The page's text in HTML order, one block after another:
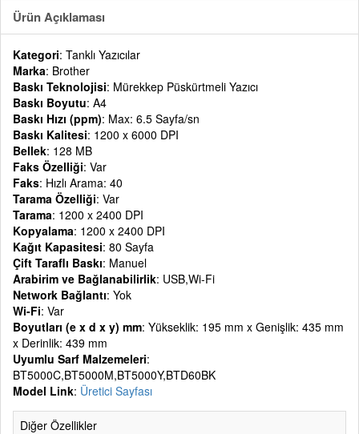
Ürün Açıklaması
Kategori: Tanklı Yazıcılar
Marka: Brother
Baskı Teknolojisi: Mürekkep Püskürtmeli Yazıcı
Baskı Boyutu: A4
Baskı Hızı (ppm): Max: 6.5 Sayfa/sn
Baskı Kalitesi: 1200 x 6000 DPI
Bellek: 128 MB
Faks Özelliği: Var
Faks: Hızlı Arama: 40
Tarama Özelliği: Var
Tarama: 1200 x 2400 DPI
Kopyalama: 1200 x 2400 DPI
Kağıt Kapasitesi: 80 Sayfa
Çift Taraflı Baskı: Manuel
Arabirim ve Bağlanabilirlik: USB,Wi-Fi
Network Bağlantı: Yok
Wi-Fi: Var
Boyutları (e x d x y) mm: Yükseklik: 195 mm x Genişlik: 435 mm
x Derinlik: 439 mm
Uyumlu Sarf Malzemeleri:
BT5000C,BT5000M,BT5000Y,BTD60BK
Model Link: Üretici Sayfası
Diğer Özellikler